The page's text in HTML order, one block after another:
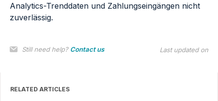
Analytics-Trenddaten und Zahlungseingängen nicht
zuverlässig.
Still need help? Contact us Last updated on
RELATED ARTICLES